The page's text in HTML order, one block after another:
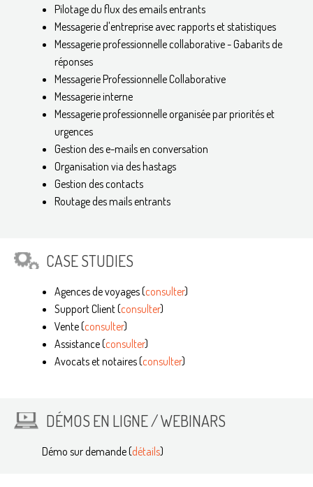
Pilotage du flux des emails entrants
Messagerie d'entreprise avec rapports et statistiques
Messagerie professionnelle collaborative - Gabarits de
réponses
Messagerie Professionnelle Collaborative
Messagerie interne
Messagerie professionnelle organisée par priorités et
urgences
Gestion des e-mails en conversation
Organisation via des hastags
Gestion des contacts
Routage des mails entrants
CASE STUDIES
Agences de voyages (consulter)
Support Client (consulter)
Vente (consulter)
Assistance (consulter)
Avocats et notaires (consulter)
DÉMOS EN LIGNE / WEBINARS
Démo sur demande (détails)